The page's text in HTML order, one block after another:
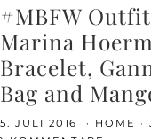
#MBFW
Marina
Bracelet,
Bag and
5. JULI 2016 HOME